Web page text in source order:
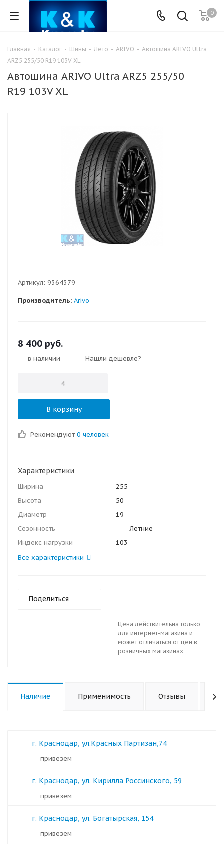
0
Главная - Каталог - Шины - Лето - ARIVO - Автошина ARIVO Ultra
ARZ5 255/50 R19 103V XL
Автошина ARIVO Ultra ARZ5 255/50
R19 103V XL
Артикул: 9364379
Производитель: Arivo
8 400 руб.
в наличии Нашли дешевле?
В корзину
Рекомендуют 0 человек
Характеристики
Ширина
255
Высота
50
Диаметр
19
Сезонность
Летние
Индекс нагрузки
103
Все характеристики
Поделиться
Цена действительна только
для интернет-магазина и
может отличаться от цен в
розничных магазинах
Наличие Применимость Отзывы
г. Краснодар, ул.Красных Партизан,74
Привезем
г. Краснодар, ул. Кирилла Россинского, 59
Привезем
г. Краснодар, ул. Богатырская, 154
Привезем